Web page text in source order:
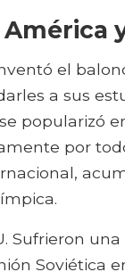
el
a sus
popularizó
por
Sufrieron
Soviética